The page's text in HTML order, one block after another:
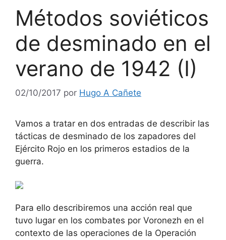
Métodos soviéticos
de desminado en el
verano de 1942 (I)
02/10/2017 por Hugo A Cañete
Vamos a tratar en dos entradas de describir las
tácticas de desminado de los zapadores del
Ejército Rojo en los primeros estadios de la
guerra.
Para ello describiremos una acción real que
tuvo lugar en los combates por Voronezh en el
contexto de las operaciones de la Operación